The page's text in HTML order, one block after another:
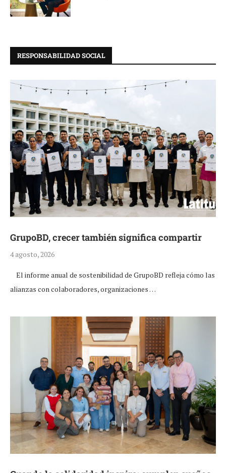
RESPONSABILIDAD SOCIAL
GrupoBD, crecer también significa compartir
4 agosto, 2026
El informe anual de sostenibilidad de GrupoBD refleja cómo las
alianzas con colaboradores, organizaciones …